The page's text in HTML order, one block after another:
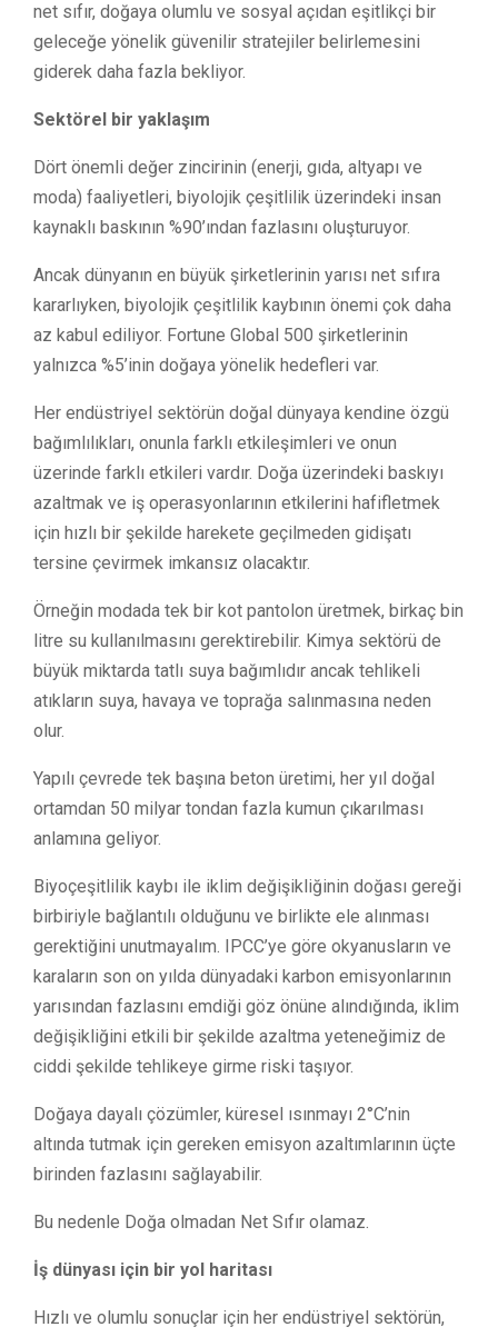
net sıfır, doğaya olumlu ve sosyal açıdan eşitlikçi bir
geleceğe yönelik güvenilir stratejiler belirlemesini
giderek daha fazla bekliyor.
Sektörel bir yaklaşım
Dört önemli değer zincirinin (enerji, gıda, altyapı ve
moda) faaliyetleri, biyolojik çeşitlilik üzerindeki insan
kaynaklı baskının %90’ından fazlasını oluşturuyor.
Ancak dünyanın en büyük şirketlerinin yarısı net sıfıra
kararlıyken, biyolojik çeşitlilik kaybının önemi çok daha
az kabul ediliyor. Fortune Global 500 şirketlerinin
yalnızca %5’inin doğaya yönelik hedefleri var.
Her endüstriyel sektörün doğal dünyaya kendine özgü
bağımlılıkları, onunla farklı etkileşimleri ve onun
üzerinde farklı etkileri vardır. Doğa üzerindeki baskıyı
azaltmak ve iş operasyonlarının etkilerini hafifletmek
için hızlı bir şekilde harekete geçilmeden gidişatı
tersine çevirmek imkansız olacaktır.
Örneğin modada tek bir kot pantolon üretmek, birkaç bin
litre su kullanılmasını gerektirebilir. Kimya sektörü de
büyük miktarda tatlı suya bağımlıdır ancak tehlikeli
atıkların suya, havaya ve toprağa salınmasına neden
olur.
Yapılı çevrede tek başına beton üretimi, her yıl doğal
ortamdan 50 milyar tondan fazla kumun çıkarılması
anlamına geliyor.
Biyoçeşitlilik kaybı ile iklim değişikliğinin doğası gereği
birbiriyle bağlantılı olduğunu ve birlikte ele alınması
gerektiğini unutmayalım. IPCC’ye göre okyanusların ve
karaların son on yılda dünyadaki karbon emisyonlarının
yarısından fazlasını emdiği göz önüne alındığında, iklim
değişikliğini etkili bir şekilde azaltma yeteneğimiz de
ciddi şekilde tehlikeye girme riski taşıyor.
Doğaya dayalı çözümler, küresel ısınmayı 2°C’nin
altında tutmak için gereken emisyon azaltımlarının üçte
birinden fazlasını sağlayabilir.
Bu nedenle Doğa olmadan Net Sıfır olamaz.
İş dünyası için bir yol haritası
Hızlı ve olumlu sonuçlar için her endüstriyel sektörün,